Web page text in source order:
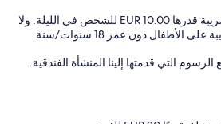
تفرض المدينة ضريبة قدرها 10.00 EUR للشخص في الليلة. ولا
الأطفال دون عمر 18 سنوات/سنة.
التي قدمتها إلينا المنشأة الفندقية.